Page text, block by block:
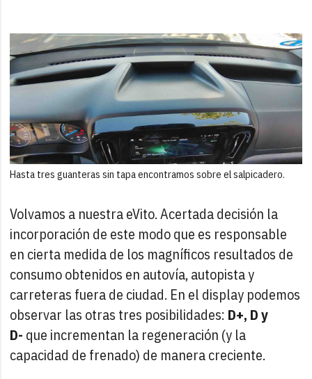
Hasta tres guanteras sin tapa encontramos sobre el salpicadero.
Volvamos a nuestra eVito. Acertada decisión la
incorporación de este modo que es responsable
en cierta medida de los magníficos resultados de
consumo obtenidos en autovía, autopista y
carreteras fuera de ciudad. En el display podemos
observar las otras tres posibilidades: D+, D y
D- que incrementan la regeneración (y la
capacidad de frenado) de manera creciente.